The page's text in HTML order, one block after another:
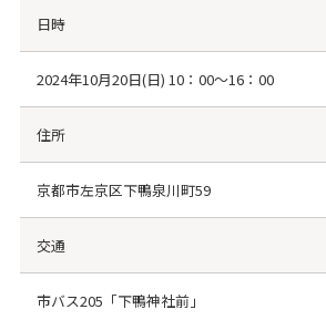
日時
2024年10月20日(日) 10：00～16：00
住所
京都市左京区下鴨泉川町59
交通
市バス205「下鴨神社前」